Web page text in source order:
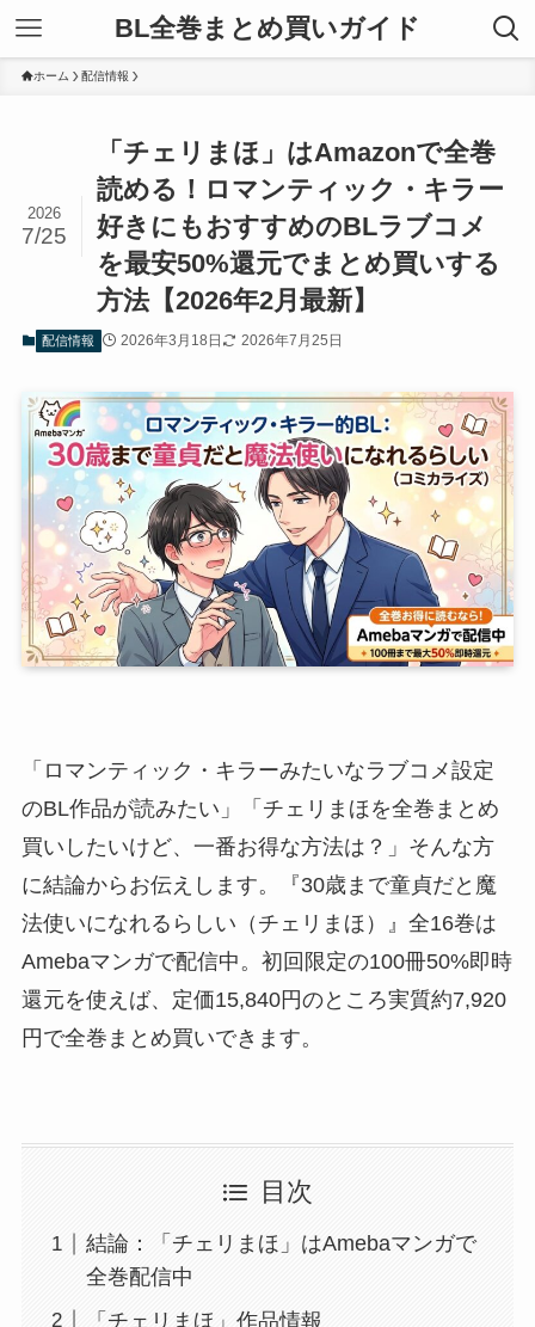
BL全巻まとめ買いガイド
ホーム 配信情報
「チェリまほ」はAmazonで全巻
読める！ロマンティック・キラー
好きにもおすすめのBLラブコメ
を最安50%還元でまとめ買いする
方法【2026年2月最新】
2026
7/25
配信情報 2026年3月18日 2026年7月25日
「ロマンティック・キラーみたいなラブコメ設定
のBL作品が読みたい」「チェリまほを全巻まとめ
買いしたいけど、一番お得な方法は？」そんな方
に結論からお伝えします。『30歳まで童貞だと魔
法使いになれるらしい（チェリまほ）』全16巻は
Amebaマンガで配信中。初回限定の100冊50%即時
還元を使えば、定価15,840円のところ実質約7,920
円で全巻まとめ買いできます。
目次
結論：「チェリまほ」はAmebaマンガで
全巻配信中
「チェリまほ」作品情報